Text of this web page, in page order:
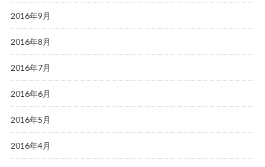
2016年9月
2016年8月
2016年7月
2016年6月
2016年5月
2016年4月